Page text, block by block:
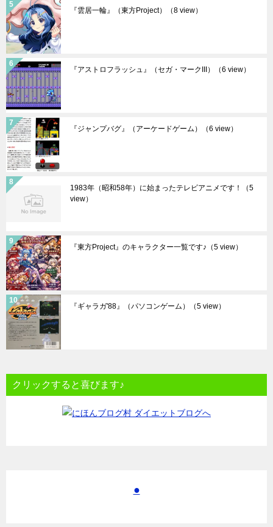
『雲居一輪』（東方Project） （8 view）
『アストロフラッシュ』（セガ・マークIII） （6 view）
『ジャンプバグ』（アーケードゲーム） （6 view）
1983年（昭和58年）に始まったテレビアニメです！
（5
view）
『東方Project』のキャラクター一覧です♪ （5 view）
『ギャラガ'88』（パソコンゲーム） （5 view）
クリックすると喜びます♪
●